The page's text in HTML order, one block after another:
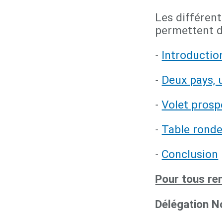
Les
permettent
-
- Deux pays,
-Volet
- Table
- Conclusion
Pour tous
Délégation